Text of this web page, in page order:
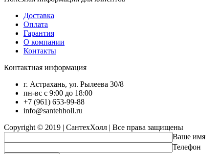
Доставка
Оплата
Гарантия
О компании
Контакты
Контактная информация
г. Астрахань, ул. Рылеева 30/8
пн-вс с 9:00 до 18:00
+7 (961) 653-99-88
info@santehholl.ru
Copyright © 2019 | СантехХолл | Все права защищены
Ваше имя
Телефон